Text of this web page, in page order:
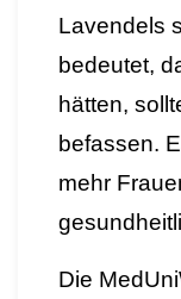
Lavendels
bedeutet,
hätten,
befassen.
mehr
Die